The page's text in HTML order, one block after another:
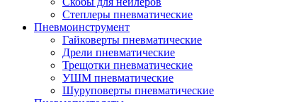
Степлеры пневматические
Пневмоинструмент
Гайковерты пневматические
Дрели пневматические
Трещотки пневматические
УШМ пневматические
Шуруповерты пневматические